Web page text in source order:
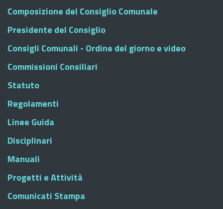
Composizione del Consiglio Comunale
Presidente del Consiglio
Consigli Comunali - Ordine del giorno e video
Commissioni Consiliari
Statuto
Regolamenti
Linee Guida
Disciplinari
Manuali
Progetti e Attività
Comunicati Stampa